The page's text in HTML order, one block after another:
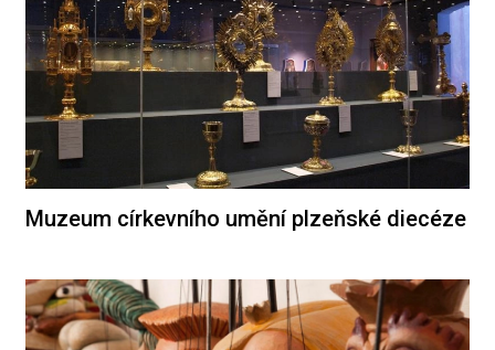
Muzeum církevního umění plzeňské diecéze